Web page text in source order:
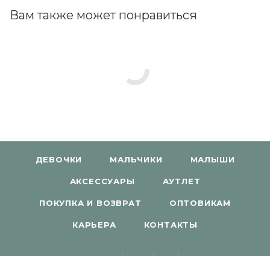
Вам также может понравиться
ДЕВОЧКИ МАЛЬЧИКИ МАЛЫШИ
АКСЕССУАРЫ АУТЛЕТ
ПОКУПКА И ВОЗВРАТ ОПТОВИКАМ
КАРЬЕРА КОНТАКТЫ